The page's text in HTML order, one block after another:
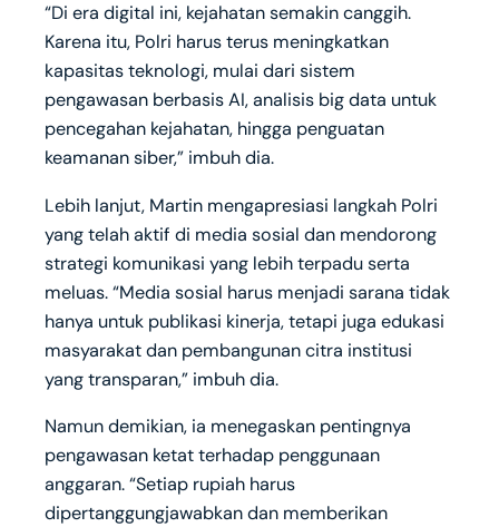
“Di era digital ini, kejahatan semakin canggih.
Karena itu, Polri harus terus meningkatkan
kapasitas teknologi, mulai dari sistem
pengawasan berbasis AI, analisis big data untuk
pencegahan kejahatan, hingga penguatan
keamanan siber,” imbuh dia.
Lebih lanjut, Martin mengapresiasi langkah Polri
yang telah aktif di media sosial dan mendorong
strategi komunikasi yang lebih terpadu serta
meluas. “Media sosial harus menjadi sarana tidak
hanya untuk publikasi kinerja, tetapi juga edukasi
masyarakat dan pembangunan citra institusi
yang transparan,” imbuh dia.
Namun demikian, ia menegaskan pentingnya
pengawasan ketat terhadap penggunaan
anggaran. “Setiap rupiah harus
dipertanggungjawabkan dan memberikan